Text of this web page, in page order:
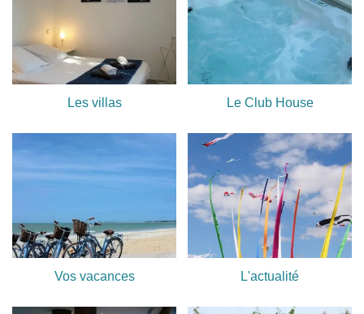
Les villas Le Club House
Vos vacances L'actualité